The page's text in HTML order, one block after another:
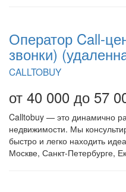
Оператор Call-
звонки)
CALLTOBUY
от 40 000 до 57
Calltobuy — это динамично
недвижимости. Мы
быстро и легко находить
Москве, Санкт-Петербурге, Ек